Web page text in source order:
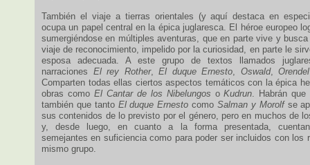
También el viaje a tierras orientales (y aquí destaca en
ocupa un papel central en la épica juglaresca. El héroe europeo
sumergiéndose en múltiples aventuras, que en parte vive y
viaje de reconocimiento, impelido por la curiosidad, en parte le
esposa adecuada. A este grupo de textos llamados
narraciones El rey Rother, El duque Ernesto, Oswald, Orendel
Comparten todas ellas ciertos aspectos temáticos con la épica
obras como El Cantar de los Nibelungos oKudrun. Habrán
también que tanto El duque Ernesto como Salman y Morolfse
sus contenidos de lo previsto por el género, pero en muchos de
y, desde luego, en cuanto a la forma presentada,
semejantes en suficiencia como para poder ser incluidos con los
mismo grupo.